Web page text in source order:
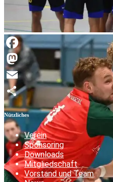
Facebook
Mastodon
Email
Teilen
Nützliches
Verein
Sponsoring
Downloads
Mitgliedschaft
Vorstand und Team